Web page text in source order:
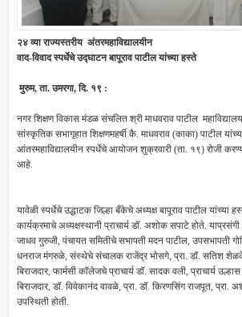
२४ व्या राज्यस्तरीय अंतरमहाविद्यालयीन
वाद-विवाद स्पर्धेचे उद्घाटन बापूराव पाटील यांच्या हस्ते
मुरुम, ता. उमरगा, दि. १९ :
नगर शिक्षण विकास मंडळ संचलित श्री माधवराव पाटील
सांस्कृतिक सभागृहात शिक्षणमहर्षी कै. माधवराव (काका) पाटील
आंतरमहाविद्यालयीन स्पर्धेचे आयोजन शुक्रवारी (ता. १९) रोजी
आहे.
यावेळी स्पर्धेचे उद्धाटक जिल्हा बँकेचे अध्यक्ष बापूराव पाटील
कार्यक्रमाचे अध्यक्षस्थानी प्राचार्य डॉ. अशोक सपाटे होते.
जाधव गुरुजी, पंचायत समितीचे सभापती मदन पाटील, उपसभापती
धनराज मंगरुळे, संस्थेचे संचालक राजेंद्र भोसगे, प्रा. डॉ. सतिश
बिराजदार, फार्मसी कॉलेजचे प्राचार्य डॉ. सादक वली, प्राचार्य
बिराजदार, डॉ. विवेकानंद वावळे, प्रा. डॉ. किरणसिंग राजपूत, प्रा.
उपस्थिती होती.